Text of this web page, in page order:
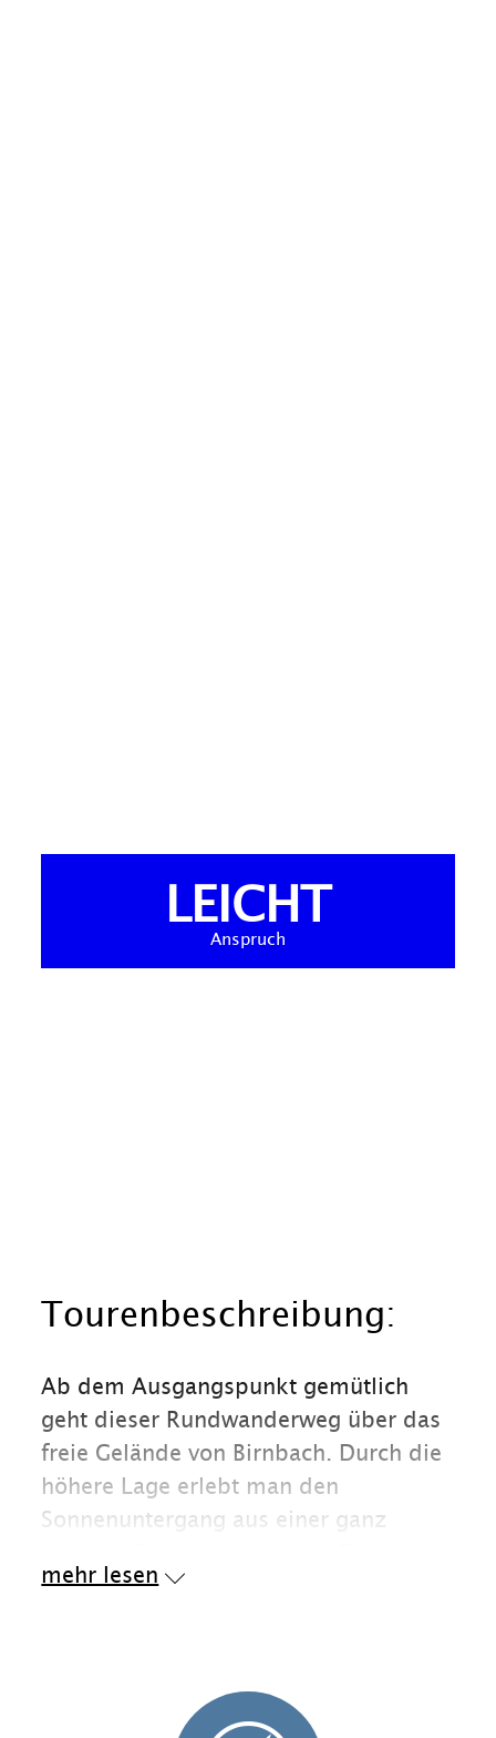
LEICHT
Anspruch
Tourenbeschreibung:
Ab dem Ausgangspunkt gemütlich
geht dieser Rundwanderweg über das
freie Gelände von Birnbach. Durch die
höhere Lage erlebt man den
Sonnenuntergang aus einer ganz
unvergleichbares und einzigartiges
mehr lesen